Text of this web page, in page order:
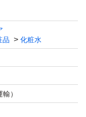
れや皮脂を取り除
拭き取ってくださ
品
化粧水
）